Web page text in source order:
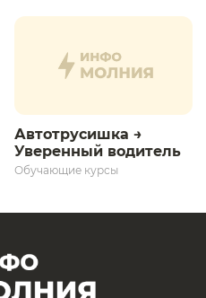
Автотрусишка →
Уверенный водитель​
Обучающие курсы